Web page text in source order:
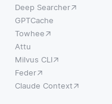
Deep Searcher
GPTCache
Towhee
Attu
Milvus CLI
Feder
Claude Context